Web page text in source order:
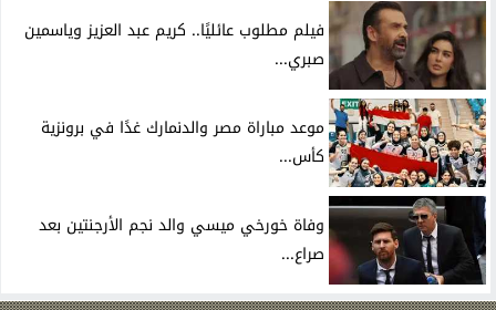
فيلم مطلوب عائليًا.. كريم عبد العزيز وياسمين
صبري...
موعد مباراة مصر والدنمارك غدًا في برونزية
كأس...
وفاة خورخي ميسي والد نجم الأرجنتين بعد
صراع...